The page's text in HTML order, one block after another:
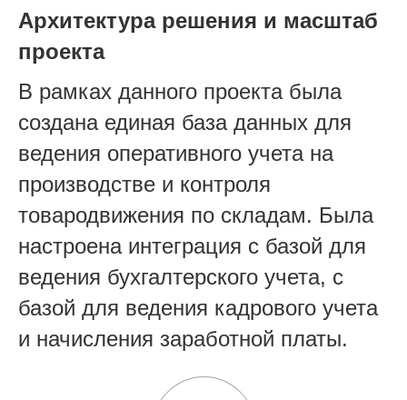
Архитектура решения и масштаб
проекта
В рамках данного проекта была
создана единая база данных для
ведения оперативного учета на
производстве и контроля
товародвижения по складам. Была
настроена интеграция с базой для
ведения бухгалтерского учета, с
базой для ведения кадрового учета
и начисления заработной платы.